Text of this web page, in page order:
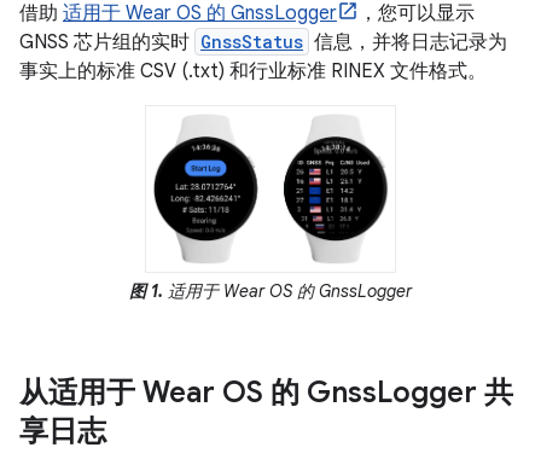
借助 适用于 Wear OS 的 GnssLogger
，您可以显示
GNSS 芯片组的实时 GnssStatus 信息，并将日志记录为
事实上的标准 CSV (.txt) 和行业标准 RINEX 文件格式。
图 1. 适用于 Wear OS 的 GnssLogger
从适用于 Wear OS 的 GnssLogger 共
享日志